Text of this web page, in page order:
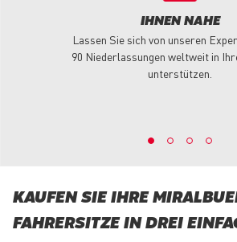
IHNEN NAHE
Lassen Sie sich von unseren
90 Niederlassungen weltweit in
unterstützen.
KAUFEN SIE IHRE
FAHRERSITZE IN DREI